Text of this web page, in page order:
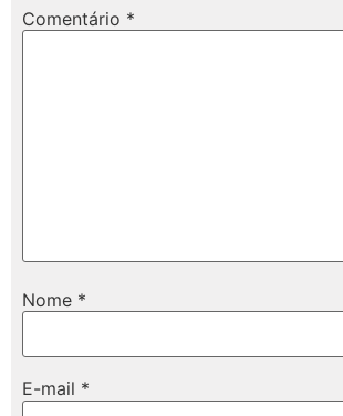
Comentário *
Nome *
E-mail *